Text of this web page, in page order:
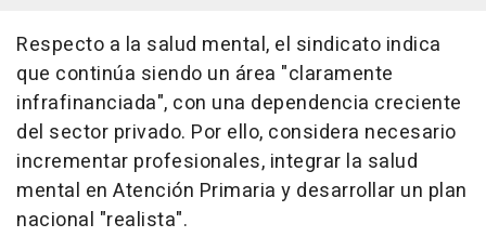
Respecto a la salud mental, el sindicato indica
que continúa siendo un área "claramente
infrafinanciada", con una dependencia creciente
del sector privado. Por ello, considera necesario
incrementar profesionales, integrar la salud
mental en Atención Primaria y desarrollar un plan
nacional "realista".